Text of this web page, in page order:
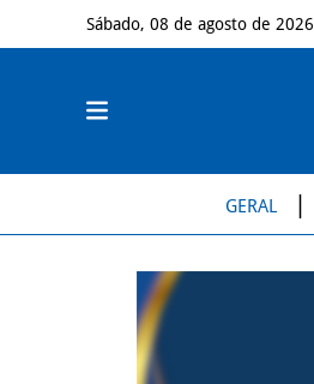
Sábado, 08 de agosto de 2026
GERAL